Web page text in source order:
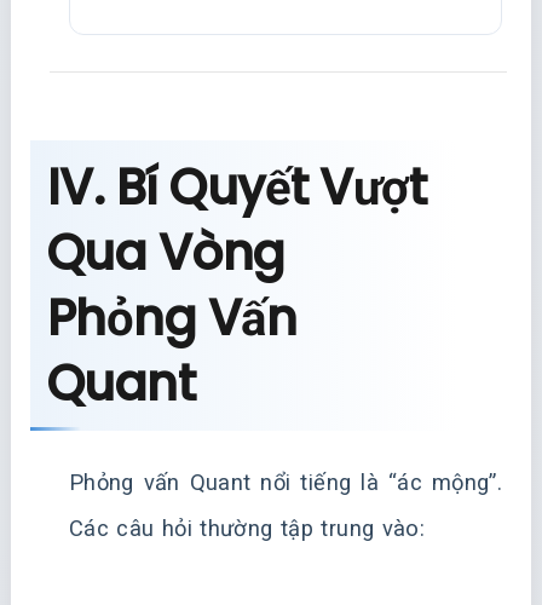
IV. Bí Quyết Vượt
Qua Vòng
Phỏng Vấn
Quant
Phỏng vấn Quant nổi tiếng là “ác mộng”.
Các câu hỏi thường tập trung vào: